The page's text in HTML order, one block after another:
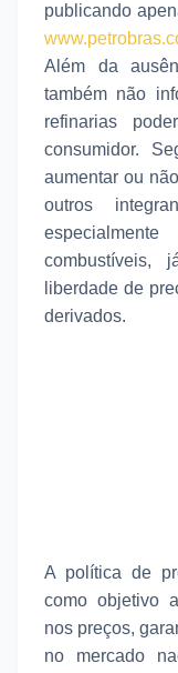
publicando
Além da
também não
refinarias
consumidor.
aumentar ou
outros
liberdade de
derivados.
A política de
como objetivo
nos preços,
no mercado